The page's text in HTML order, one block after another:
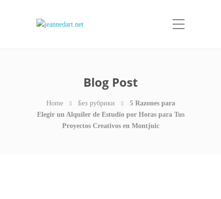
Blog Post
Home Без рубрики
5 Razones para
Elegir un Alquiler de Estudio por Horas para Tus
Proyectos Creativos en Montjuic